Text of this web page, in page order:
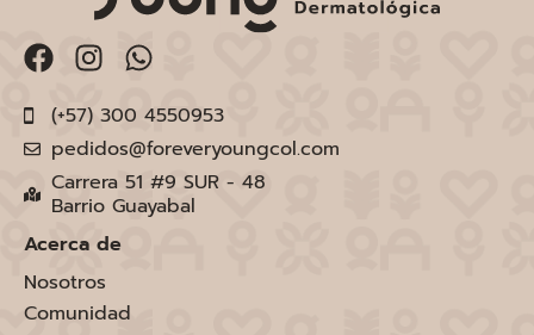
(+57) 300 4550953
pedidos@foreveryoungcol.com
Carrera 51 #9 SUR - 48
Barrio Guayabal
Acerca de
Nosotros
Comunidad